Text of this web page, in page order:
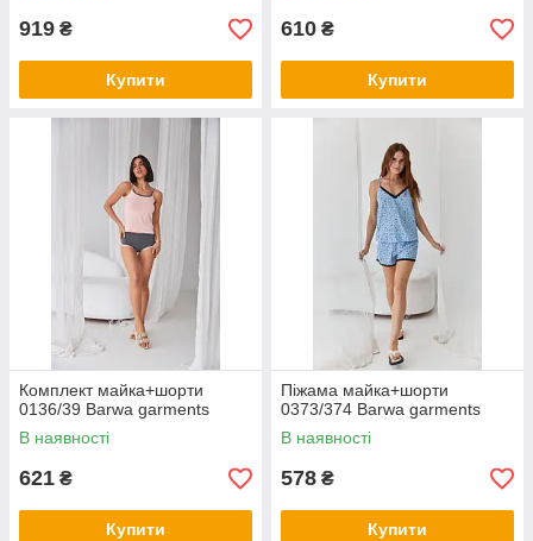
919 ₴
Купити
610 ₴
Купити
Комплект майка+шорти
0136/39 Barwa garments
В наявності
621 ₴
Купити
Піжама майка+шорти
0373/374 Barwa garments
В наявності
578 ₴
Купити